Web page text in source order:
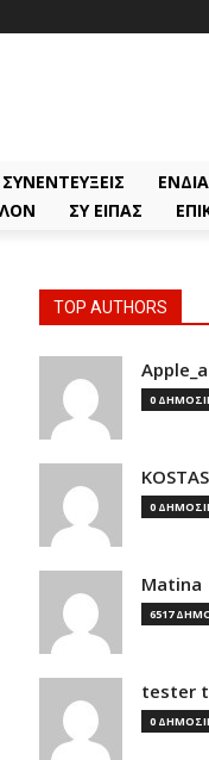
ΣΥΝΕΝΤΕΎΞΕΙΣ
ΣΥ ΕΊΠΑΣ
TOP AUTHORS
0
0
Matina
6517
tester
0